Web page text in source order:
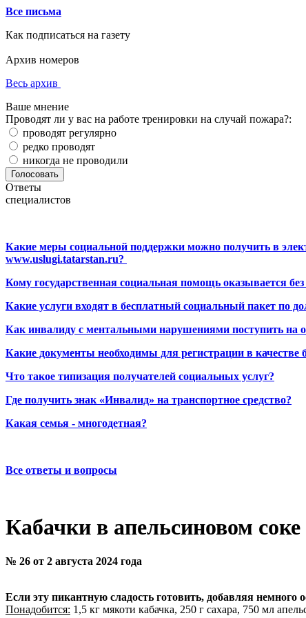
Все письма
Как подписаться на газету
Архив номеров
Весь архив
Ваше мнение
Проводят ли у вас на работе тренировки на случай пожара?:
проводят регулярно
редко проводят
никогда не проводили
Ответы
специалистов
Какие меры социальной поддержки можно получить в
www.uslugi.tatarstan.ru?
Кому государственная социальная помощь оказывается
Какие услуги входят в бесплатный социальный пакет по
Как инвалиду с ментальными нарушениями поступить на
Какие документы необходимы для регистрации в качестве
Что такое типизация получателей социальных услуг?
Где получить знак «Инвалид» на транспортное средство?
Какая семья - многодетная?
Все ответы и вопросы
Кабачки в апельсиновом соке
№ 26 от 2 августа 2024 года
Если эту пикантную сладость готовить, добавляя
Понадобится: 1,5 кг мякоти кабачка, 250 г сахара, 750 мл